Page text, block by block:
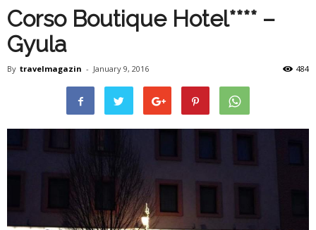
Corso Boutique Hotel**** –
Gyula
By travelmagazin - January 9, 2016 484